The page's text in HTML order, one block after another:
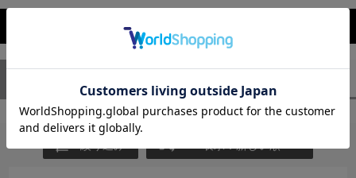
レビューを閉じる